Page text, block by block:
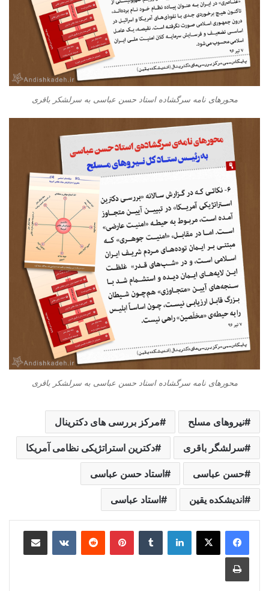
محورهای نامه سرگشاده استاد حسن عباسی به سرلشکر باقری
محورهای نامه سرگشاده استاد حسن عباسی به سرلشکر باقری
نیروهای مسلح مرکز بررسی های دکترینال
سرلشگر باقری دکترین استراتژیکی نظامی آمریکا
حسن عباسی استاد حسن عباسی
اندیشکده یقین استاد عباسی
لینکدین ‫تامبلر ‫پین‌ترست‫رددیت ‫VKontakteاشتراک گذاری از طریق ایمیل
چاپ